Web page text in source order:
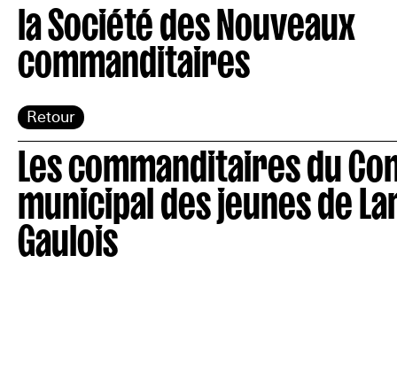
la Société des Nouveaux
commanditaires
Retour
Les commanditaires du
municipal des jeunes de
Gaulois